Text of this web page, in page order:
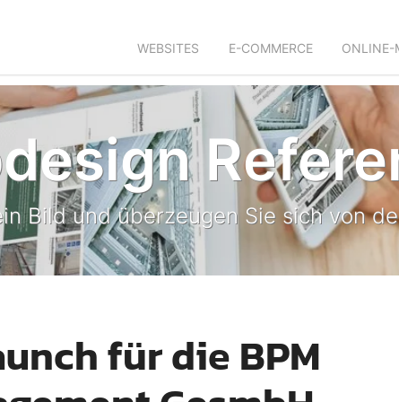
WEBSITES E-COMMERCE ONLINE-
Bild und überzeugen Sie sich von
für die BPM